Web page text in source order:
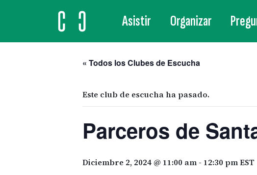
MAIN NAVIGATION
Asistir Organizar
« Todos los Clubes de Escucha
Este club de escucha ha pasado.
Parceros de
Diciembre 2, 2024 @ 11:00 am - 12:30 pmEST